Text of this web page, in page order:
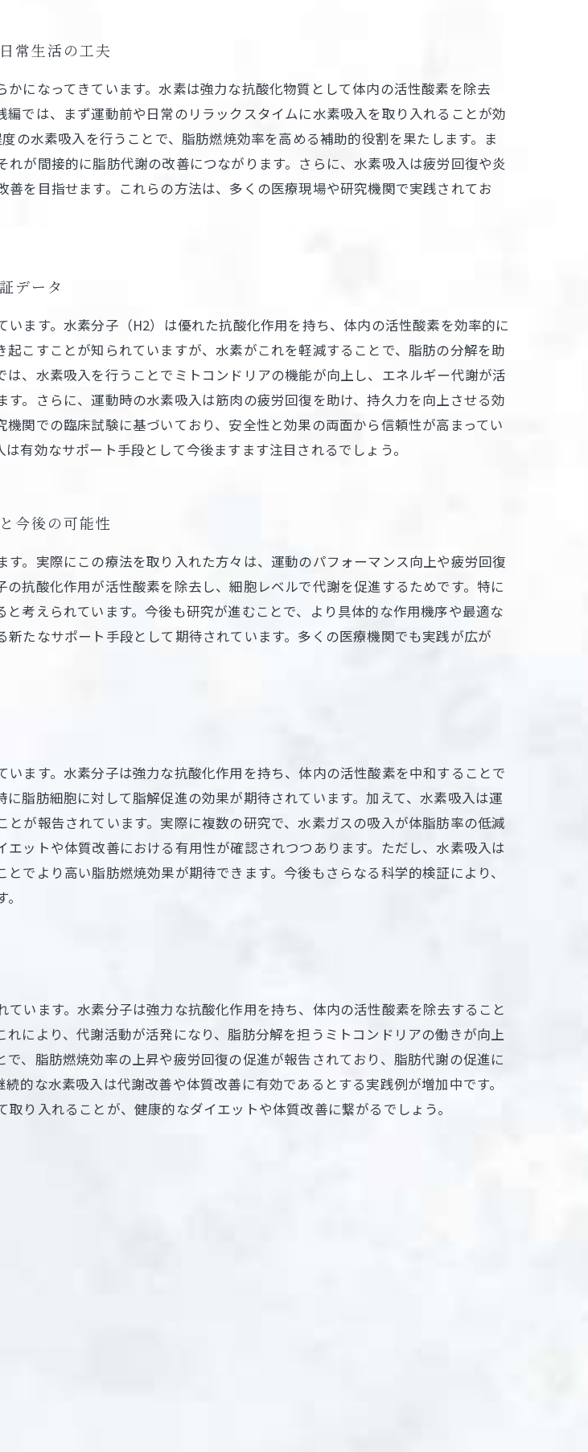
常生活の工夫
になってきています。水素は強力な抗酸化物質として体内の活性酸素を除去
では、まず運動前や日常のリラックスタイムに水素吸入を取り入れることが効
の水素吸入を行うことで、脂肪燃焼効率を高める補助的役割を果たします。ま
が間接的に脂肪代謝の改善につながります。さらに、水素吸入は疲労回復や炎
を目指せます。これらの方法は、多くの医療現場や研究機関で実践されてお
データ
ます。水素分子（H2）は優れた抗酸化作用を持ち、体内の活性酸素を効率的に
こすことが知られていますが、水素がこれを軽減することで、脂肪の分解を助
、水素吸入を行うことでミトコンドリアの機能が向上し、エネルギー代謝が活
。さらに、運動時の水素吸入は筋肉の疲労回復を助け、持久力を向上させる効
関での臨床試験に基づいており、安全性と効果の両面から信頼性が高まってい
有効なサポート手段として今後ますます注目されるでしょう。
今後の可能性
。実際にこの療法を取り入れた方々は、運動のパフォーマンス向上や疲労回復
抗酸化作用が活性酸素を除去し、細胞レベルで代謝を促進するためです。特に
考えられています。今後も研究が進むことで、より具体的な作用機序や最適な
たなサポート手段として期待されています。多くの医療機関でも実践が広が
ます。水素分子は強力な抗酸化作用を持ち、体内の活性酸素を中和することで
脂肪細胞に対して脂解促進の効果が期待されています。加えて、水素吸入は運
が報告されています。実際に複数の研究で、水素ガスの吸入が体脂肪率の低減
ットや体質改善における有用性が確認されつつあります。ただし、水素吸入は
でより高い脂肪燃焼効果が期待できます。今後もさらなる科学的検証により、
います。水素分子は強力な抗酸化作用を持ち、体内の活性酸素を除去すること
により、代謝活動が活発になり、脂肪分解を担うミトコンドリアの働きが向上
、脂肪燃焼効率の上昇や疲労回復の促進が報告されており、脂肪代謝の促進に
的な水素吸入は代謝改善や体質改善に有効であるとする実践例が増加中です。
り入れることが、健康的なダイエットや体質改善に繋がるでしょう。